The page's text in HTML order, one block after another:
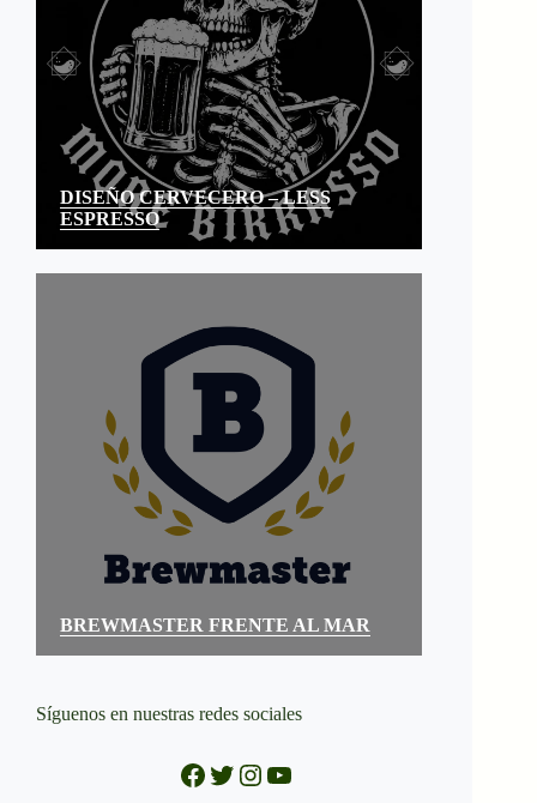
DISEÑO CERVECERO – LESS
ESPRESSO
BREWMASTER FRENTE AL MAR
Síguenos en nuestras redes sociales
Facebook
Twitter
Instagram
YouTube